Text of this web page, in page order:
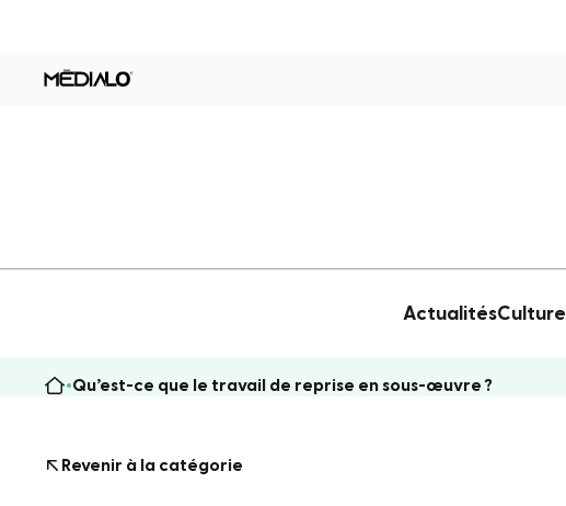
ActualitésCulture
Qu’est-ce que le travail de reprise en sous-œuvre ?
Revenir à la catégorie